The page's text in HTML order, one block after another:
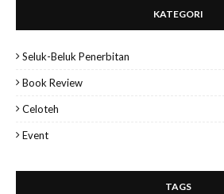
KATEGORI
Seluk-Beluk Penerbitan
Book Review
Celoteh
Event
TAGS